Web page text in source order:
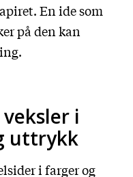
En ide som
på den kan
i
uttrykk
i farger og